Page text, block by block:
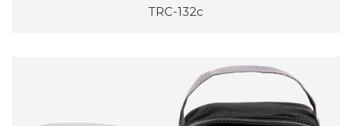
TRC-132с